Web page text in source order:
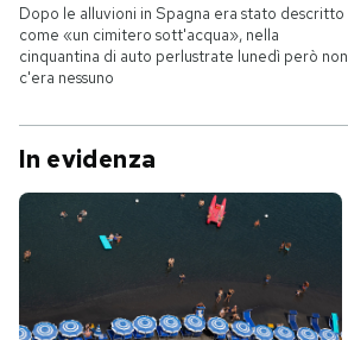
Dopo le alluvioni in Spagna era stato descritto
come «un cimitero sott'acqua», nella
cinquantina di auto perlustrate lunedì però non
c'era nessuno
In evidenza